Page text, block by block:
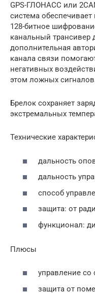
GPS-ГЛОНАСС или
система
128-битное
канальный трансивер
дополнительная
канала связи
негативных
этом ложных
Брелок сохраняет
экстремальных
Технические
дальность
дальность
способ
защита: от
функционал:
Плюсы
управление со
защита от